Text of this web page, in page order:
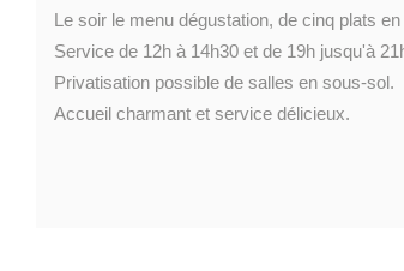
Le soir le menu dégustation, de cinq plats
Service de 12h à 14h30 et de 19h jusqu'à
Privatisation possible de salles en sous-sol.
Accueil charmant et service délicieux.